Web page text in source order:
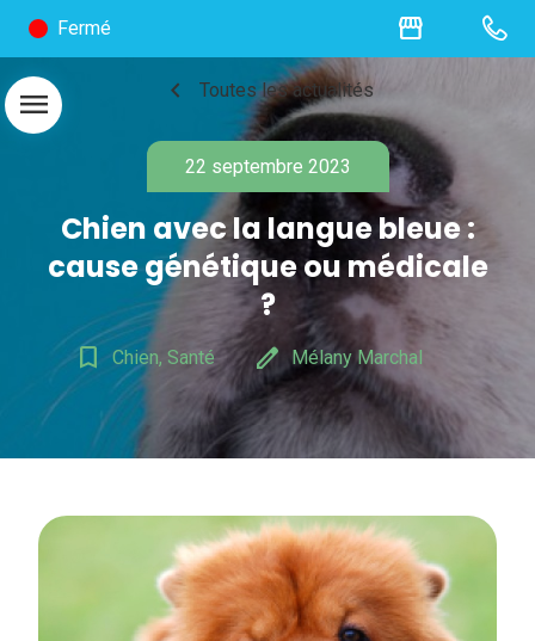
Fermé storefront
menu chevron_left Toutes les actualités
22 septembre 2023
Chien avec la langue bleue :
cause génétique ou médicale
?
bookmark_border Chien, Santé edit Mélany Marchal